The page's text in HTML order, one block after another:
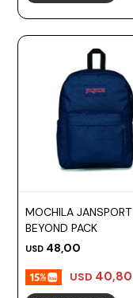
MOCHILA JANSPORT
BEYOND PACK
USD 48,00
USD 40,80